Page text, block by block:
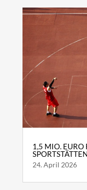
1,5 MIO. EURO
SPORTSTÄTTEN
24. April 2026